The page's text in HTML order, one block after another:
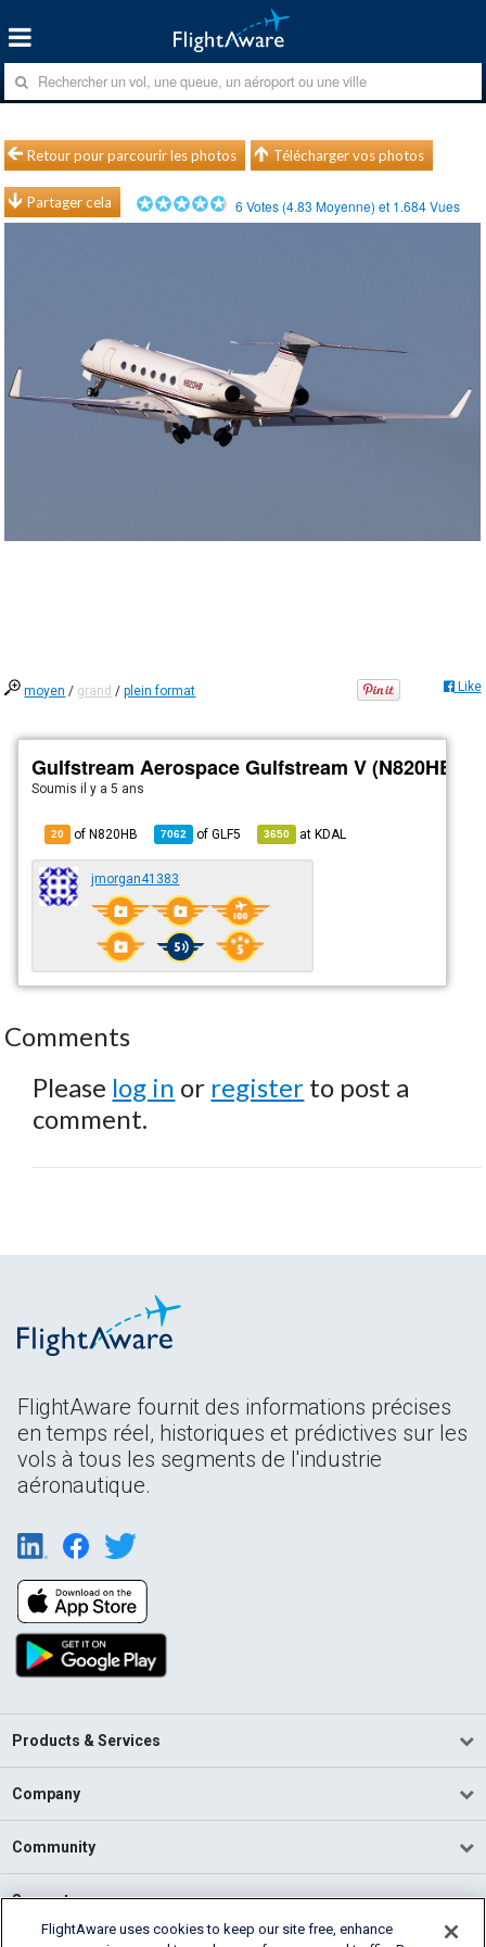
Retour pour parcourir les photos Télécharger vos photos
Partager cela 6 Votes (4.83 Moyenne) et 1.684Vues
moyen / grand /plein format Like
Gulfstream Aerospace Gulfstream V (N820HB)
Soumisil y a 5 ans
20 of N820HB 7062 ofGLF5 3650 atKDAL
jmorgan41383
Comments
Please log in or register to post a
comment.
FlightAware fournit des informations précises
en temps réel, historiques et prédictives sur les
vols à tous les segments de l'industrie
aéronautique.
Products & Services
Company
Community
Support
FlightAware uses cookies to keep our site free, enhance